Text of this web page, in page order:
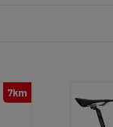
7km